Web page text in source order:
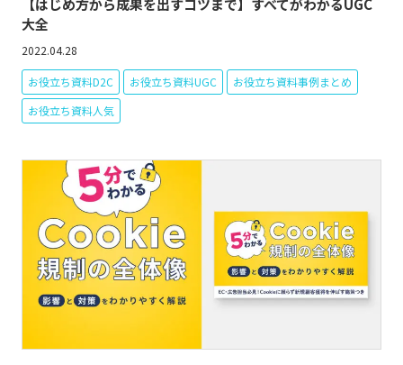
【はじめ方から成果を出すコツまで】すべてがわかるUGC
大全
2022.04.28
お役立ち資料D2C お役立ち資料UGC
お役立ち資料事例まとめ
お役立ち資料人気